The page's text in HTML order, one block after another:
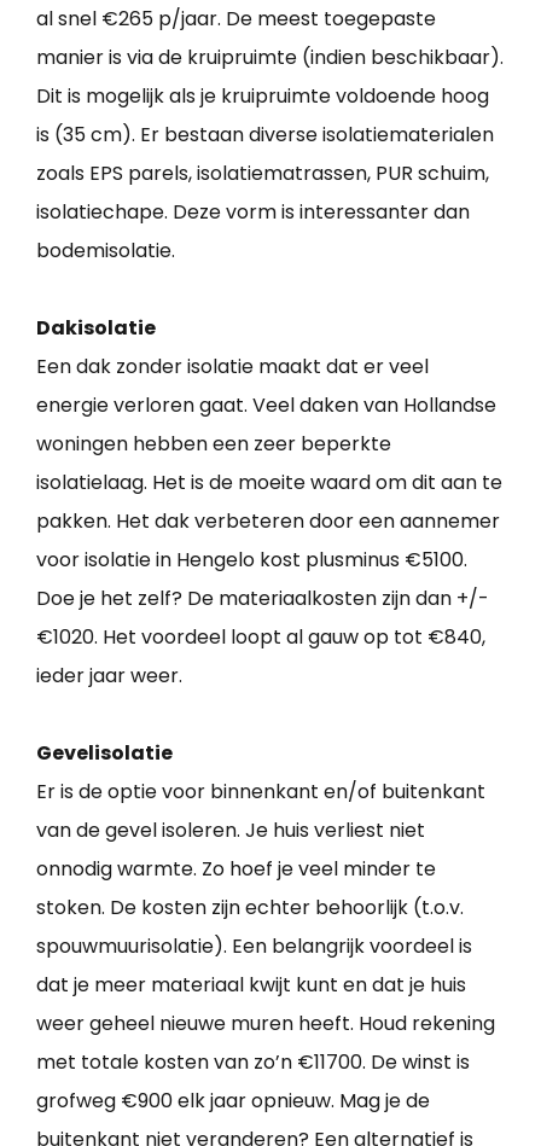
al snel €265 p/jaar. De meest toegepaste
manier is via de kruipruimte (indien beschikbaar).
Dit is mogelijk als je kruipruimte voldoende hoog
is (35 cm). Er bestaan diverse isolatiematerialen
zoals EPS parels, isolatiematrassen, PUR schuim,
isolatiechape. Deze vorm is interessanter dan
bodemisolatie.
Dakisolatie
Een dak zonder isolatie maakt dat er veel
energie verloren gaat. Veel daken van Hollandse
woningen hebben een zeer beperkte
isolatielaag. Het is de moeite waard om dit aan te
pakken. Het dak verbeteren door een aannemer
voor isolatie in Hengelo kost plusminus €5100.
Doe je het zelf? De materiaalkosten zijn dan +/-
€1020. Het voordeel loopt al gauw op tot €840,
ieder jaar weer.
Gevelisolatie
Er is de optie voor binnenkant en/of buitenkant
van de gevel isoleren. Je huis verliest niet
onnodig warmte. Zo hoef je veel minder te
stoken. De kosten zijn echter behoorlijk (t.o.v.
spouwmuurisolatie). Een belangrijk voordeel is
dat je meer materiaal kwijt kunt en dat je huis
weer geheel nieuwe muren heeft. Houd rekening
met totale kosten van zo’n €11700. De winst is
grofweg €900 elk jaar opnieuw. Mag je de
buitenkant niet veranderen? Een alternatief is